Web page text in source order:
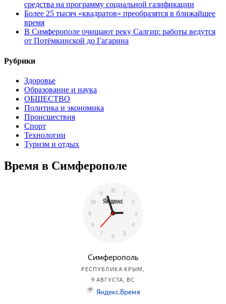
средства на программу социальной газификации
Более 25 тысяч «квадратов» преобразятся в ближайшее
время
В Симферополе очищают реку Салгир: работы ведутся
от Потёмкинской до Гагарина
Рубрики
Здоровье
Образование и наука
ОБЩЕСТВО
Политика и экономика
Происшествия
Спорт
Технологии
Туризм и отдых
Время в Симферополе